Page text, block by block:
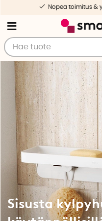
Valikoituja
Sisusta